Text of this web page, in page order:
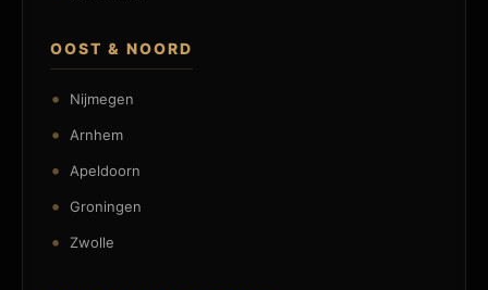
OOST & NOORD
Nijmegen
Arnhem
Apeldoorn
Groningen
Zwolle